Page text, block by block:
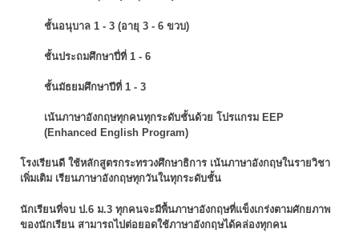
ชั้นอนุบาล 1 - 3 (อายุ 3 - 6 ขวบ)
ชั้นประถมศึกษาปี่ที่ 1 - 6
ชั้นมัธยมศึกษาปีที่ 1 - 3
เน้นภาษาอังกฤษทุกคนทุกระดับชั้นด้วย โปรแกรม EEP
(Enhanced English Program)
โรงเรียนดี ใช้หลักสูตรกระทรวงศึกษาธิการ เน้นภาษาอังกฤษในรายวิชา
เพิ่มเติม เรียนภาษาอังกฤษทุกวันในทุกระดับชั้น
นักเรียนที่จบ ป.6 ม.3 ทุกคนจะมีพื้นภาษาอังกฤษที่แข็งเกร่งตามศักยภาพ
ของนักเรียน สามารถไปต่อยอดใช้ภาษาอังกฤษได้คล่องทุกคน